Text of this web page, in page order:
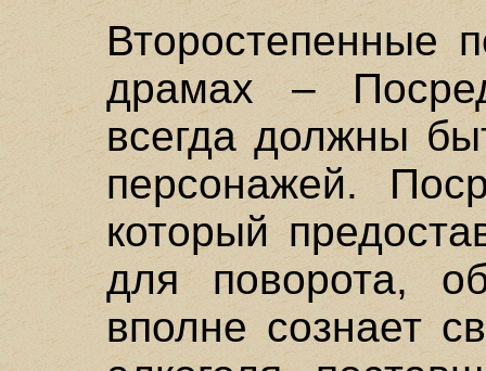
Второстепенные
драмах –
всегда должны
персонажей.
который
для поворота,
вполне сознает